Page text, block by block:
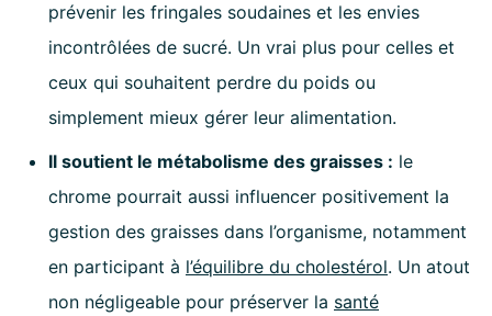
prévenir les fringales soudaines et les envies
incontrôlées de sucré. Un vrai plus pour celles et
ceux qui souhaitent perdre du poids ou
simplement mieux gérer leur alimentation.
Il soutient le métabolisme des graisses : le
chrome pourrait aussi influencer positivement la
gestion des graisses dans l’organisme, notamment
en participant à l’équilibre du cholestérol. Un atout
non négligeable pour préserver la santé